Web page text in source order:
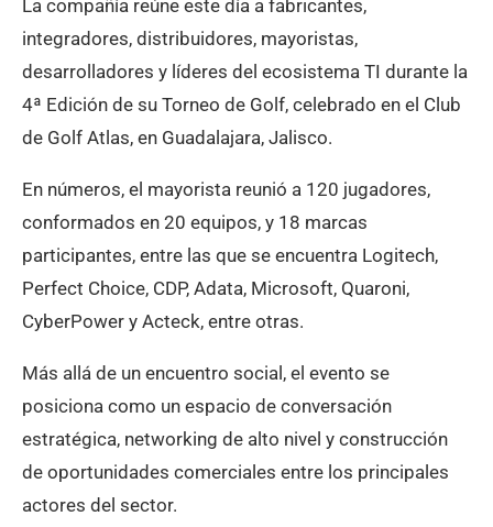
La compañía reúne este día a fabricantes,
integradores, distribuidores, mayoristas,
desarrolladores y líderes del ecosistema TI durante la
4ª Edición de su Torneo de Golf, celebrado en el Club
de Golf Atlas, en Guadalajara, Jalisco.
En números, el mayorista reunió a 120 jugadores,
conformados en 20 equipos, y 18 marcas
participantes, entre las que se encuentra Logitech,
Perfect Choice, CDP, Adata, Microsoft, Quaroni,
CyberPower y Acteck, entre otras.
Más allá de un encuentro social, el evento se
posiciona como un espacio de conversación
estratégica, networking de alto nivel y construcción
de oportunidades comerciales entre los principales
actores del sector.